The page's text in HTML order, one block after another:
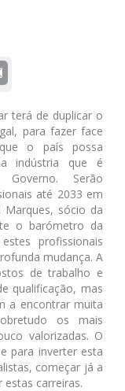
terá de duplicar o
para fazer face
o país possa
indústria que é
Serão
até 2033 em
Marques, sócio da
o barómetro da
profissionais
mudança. A
de trabalho e
qualificação, mas
a encontrar muita
os mais
valorizadas. O
para inverter esta
começar já a
carreiras.